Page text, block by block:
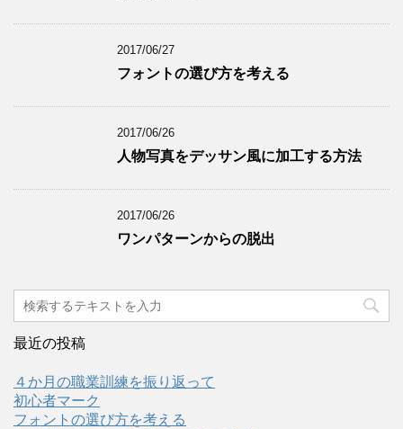
2017/06/27
フォントの選び方を考える
2017/06/26
人物写真をデッサン風に加工する方法
2017/06/26
ワンパターンからの脱出
最近の投稿
４か月の職業訓練を振り返って
初心者マーク
フォントの選び方を考える